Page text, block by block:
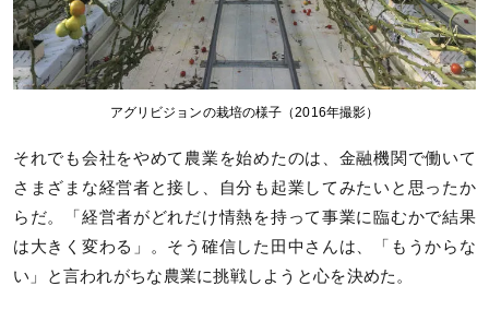
アグリビジョンの栽培の様子（2016年撮影）
それでも会社をやめて農業を始めたのは、金融機関で働いて
さまざまな経営者と接し、自分も起業してみたいと思ったか
らだ。「経営者がどれだけ情熱を持って事業に臨むかで結果
は大きく変わる」。そう確信した田中さんは、「もうからな
い」と言われがちな農業に挑戦しようと心を決めた。